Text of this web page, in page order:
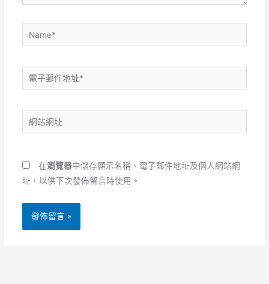
Name*
電
子
件
地
*
站
址
在瀏覽器中儲存顯示名稱、電子郵件地址及個人網站網
址，以供下次發佈留言時使用。